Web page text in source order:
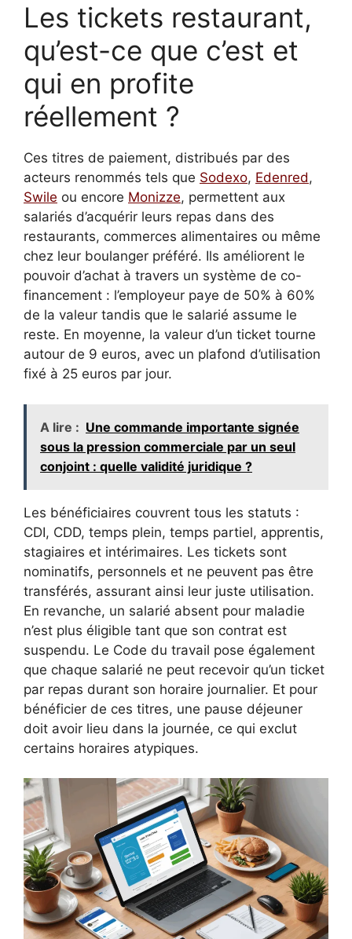
Les tickets restaurant,
qu’est-ce que c’est et
qui en profite
réellement ?
Ces titres de paiement, distribués par des
acteurs renommés tels que Sodexo, Edenred,
Swile ou encore Monizze, permettent aux
salariés d’acquérir leurs repas dans des
restaurants, commerces alimentaires ou même
chez leur boulanger préféré. Ils améliorent le
pouvoir d’achat à travers un système de co-
financement : l’employeur paye de 50% à 60%
de la valeur tandis que le salarié assume le
reste. En moyenne, la valeur d’un ticket tourne
autour de 9 euros, avec un plafond d’utilisation
fixé à 25 euros par jour.
A lire : Une commande importante signée
sous la pression commerciale par un seul
conjoint : quelle validité juridique ?
Les bénéficiaires couvrent tous les statuts :
CDI, CDD, temps plein, temps partiel, apprentis,
stagiaires et intérimaires. Les tickets sont
nominatifs, personnels et ne peuvent pas être
transférés, assurant ainsi leur juste utilisation.
En revanche, un salarié absent pour maladie
n’est plus éligible tant que son contrat est
suspendu. Le Code du travail pose également
que chaque salarié ne peut recevoir qu’un ticket
par repas durant son horaire journalier. Et pour
bénéficier de ces titres, une pause déjeuner
doit avoir lieu dans la journée, ce qui exclut
certains horaires atypiques.